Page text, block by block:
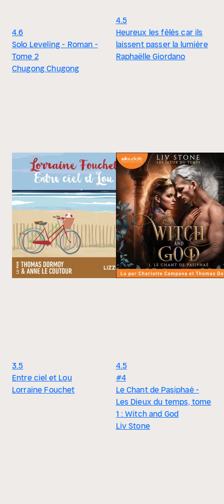
4.6
Solo Leveling - Roman -
Tome 2
Chugong Chugong
4.5
Heureux les fêlés car ils
laissent passer la lumière
Raphaëlle Giordano
3.5
Entre ciel et Lou
Lorraine Fouchet
4.5
#4
Le Chant de Pasiphaé -
Les Dieux du temps, tome
1 : Witch and God
Liv Stone